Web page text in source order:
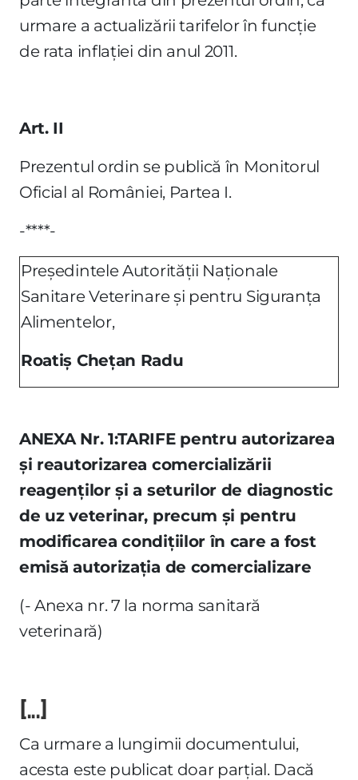
urmare a actualizării tarifelor în funcţie
de rata inflaţiei din anul 2011.
Art. II
Prezentul ordin se publică în Monitorul
Oficial al României, Partea I.
-****-
Preşedintele Autorităţii Naţionale
Sanitare Veterinare şi pentru Siguranţa
Alimentelor,
Roatiş Cheţan Radu
ANEXA Nr. 1:TARIFE pentru autorizarea
şi reautorizarea comercializării
reagenţilor şi a seturilor de diagnostic
de uz veterinar, precum şi pentru
modificarea condiţiilor în care a fost
emisă autorizaţia de comercializare
(- Anexa nr. 7 la norma sanitară
veterinară)
[...]
Ca urmare a lungimii documentului,
acesta este publicat doar parțial. Dacă